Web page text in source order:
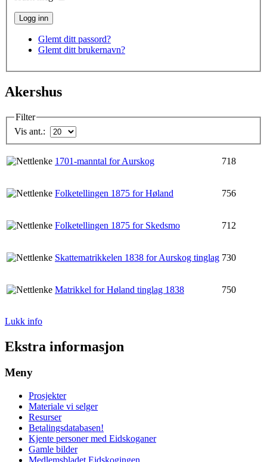
Glemt ditt passord?
Glemt ditt brukernavn?
Akershus
Filter
Vis ant.:
1701-manntal for Aurskog 718
Folketellingen 1875 for Høland 756
Folketellingen 1875 for Skedsmo 712
Skattematrikkelen 1838 for Aurskog tinglag 730
Matrikkel for Høland tinglag 1838 750
Lukk info
Ekstra informasjon
Meny
Prosjekter
Materiale vi selger
Resurser
Betalingsdatabasen!
Kjente personer med Eidskoganer
Gamle bilder